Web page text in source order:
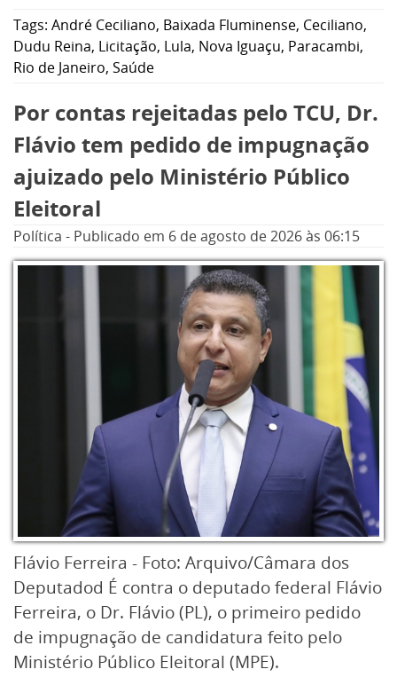
O bate-papo será realizado no Espaço Moriá
Festas e Eventos, no bairro Vila Nova, e
reunirá representantes de diversos
município e para a Baixada Fluminense, além
de projetos voltados ao desenvolvimento da
região.
Tags: André Ceciliano, Baixada Fluminense, Ceciliano,
Dudu Reina, Licitação, Lula, Nova Iguaçu, Paracambi,
Rio de Janeiro, Saúde
Por contas rejeitadas pelo TCU, Dr.
Flávio tem pedido de impugnação
ajuizado pelo Ministério Público
Eleitoral
Política - Publicado em 6 de agosto de 2026às 06:15
Flávio Ferreira - Foto: Arquivo/Câmara dos
Deputadod É contra o deputado federal Flávio
Ferreira, o Dr. Flávio (PL), o primeiro pedido
de impugnação de candidatura feito pelo
Ministério Público Eleitoral (MPE).